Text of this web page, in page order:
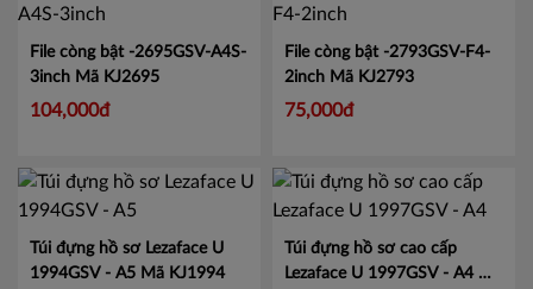
File còng bật -2695GSV-A4S-
3inch Mã KJ2695
104,000đ
File còng bật -2793GSV-F4-
2inch Mã KJ2793
75,000đ
Túi đựng hồ sơ Lezaface U
1994GSV - A5 Mã KJ1994
Túi đựng hồ sơ cao cấp
Lezaface U 1997GSV - A4 Mã